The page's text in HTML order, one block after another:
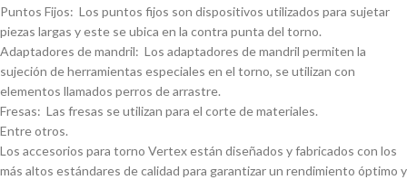
Puntos Fijos: Los puntos fijos son dispositivos utilizados para sujetar
piezas largas y este se ubica en la contra punta del torno.
Adaptadores de mandril: Los adaptadores de mandril permiten la
sujeción de herramientas especiales en el torno, se utilizan con
elementos llamados perros de arrastre.
Fresas: Las fresas se utilizan para el corte de materiales.
Entre otros.
Los accesorios para torno Vertex están diseñados y fabricados con los
más altos estándares de calidad para garantizar un rendimiento óptimo y